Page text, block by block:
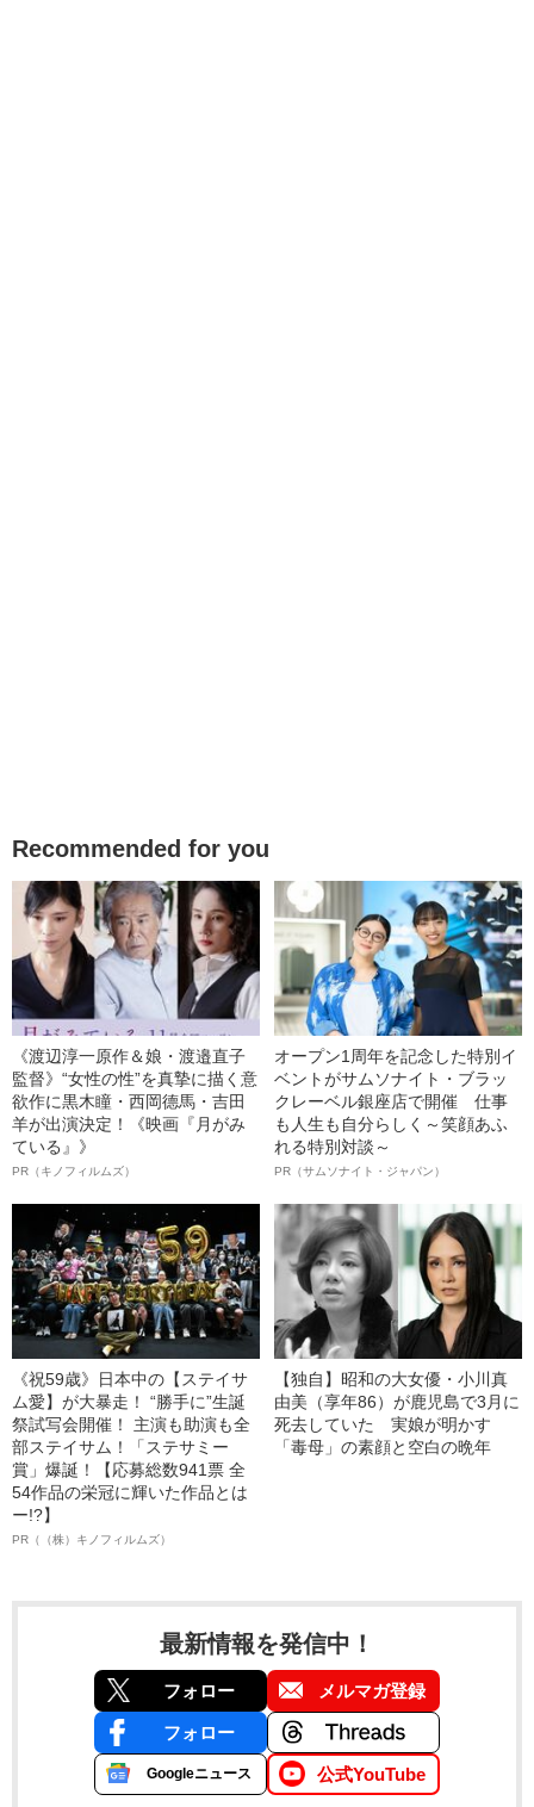
Recommended for you
《渡辺淳一原作＆娘・渡邉直子
監督》“女性の性”を真摯に描く意
欲作に黒木瞳・西岡德馬・吉田
羊が出演決定！《映画『月がみ
ている』》
PR（キノフィルムズ）
オープン1周年を記念した特別イ
ベントがサムソナイト・ブラッ
クレーベル銀座店で開催 仕事
も人生も自分らしく～笑顔あふ
れる特別対談～
PR（サムソナイト・ジャパン）
《祝59歳》日本中の【ステイサ
ム愛】が大暴走！ “勝手に”生誕
祭試写会開催！ 主演も助演も全
部ステイサム！「ステサミー
賞」爆誕！【応募総数941票 全
54作品の栄冠に輝いた作品とは
ー!?】
PR（（株）キノフィルムズ）
【独自】昭和の大女優・小川真
由美（享年86）が鹿児島で3月に
死去していた 実娘が明かす
「毒母」の素顔と空白の晩年
最新情報を発信中！
フォロー メルマガ登録
フォロー
Googleニュース 公式YouTube